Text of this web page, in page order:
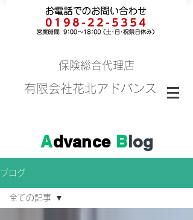
保険総合代理店
有限会社花北アドバンス
AdvanceBlog
ブログ
全ての記事